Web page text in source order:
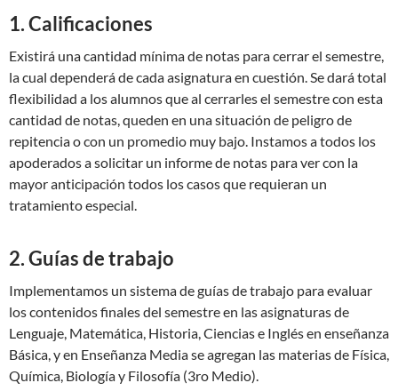
1. Calificaciones
Existirá una cantidad mínima de notas para cerrar el semestre,
la cual dependerá de cada asignatura en cuestión. Se dará total
flexibilidad a los alumnos que al cerrarles el semestre con esta
cantidad de notas, queden en una situación de peligro de
repitencia o con un promedio muy bajo. Instamos a todos los
apoderados a solicitar un informe de notas para ver con la
mayor anticipación todos los casos que requieran un
tratamiento especial.
2. Guías de trabajo
Implementamos un sistema de guías de trabajo para evaluar
los contenidos finales del semestre en las asignaturas de
Lenguaje, Matemática, Historia, Ciencias e Inglés en enseñanza
Básica, y en Enseñanza Media se agregan las materias de Física,
Química, Biología y Filosofía (3ro Medio).